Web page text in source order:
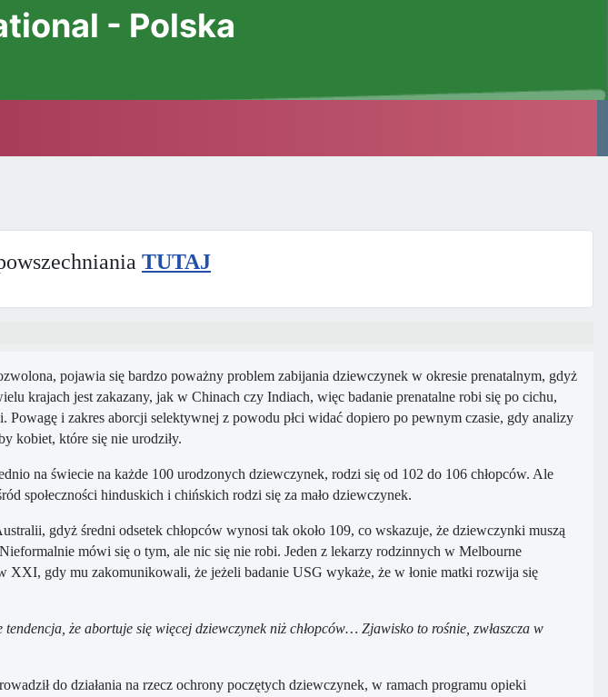
- Polska
TUTAJ
pojawia się bardzo poważny problem zabijania dziewczynek w okresie prenatalnym, gdyż
krajach jest zakazany, jak w Chinach czy Indiach, więc badanie prenatalne robi się po cichu,
i zakres aborcji selektywnej z powodu płci widać dopiero po pewnym czasie, gdy analizy
kobiet, które się nie urodziły.
na świecie na każde 100 urodzonych dziewczynek, rodzi się od 102 do 106 chłopców. Ale
społeczności hinduskich i chińskich rodzi się za mało dziewczynek.
gdyż średni odsetek chłopców wynosi tak około 109, co wskazuje, że dziewczynki muszą
mówi się o tym, ale nic się nie robi. Jeden z lekarzy rodzinnych w Melbourne
XXI, gdy mu zakomunikowali, że jeżeli badanie USG wykaże, że w łonie matki rozwija się
że abortuje się więcej dziewczynek niż chłopców… Zjawisko to rośnie, zwłaszcza w
do działania na rzecz ochrony poczętych dziewczynek, w ramach programu opieki